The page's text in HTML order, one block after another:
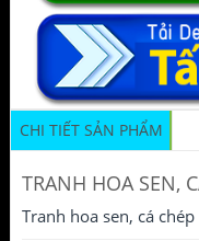
CHI TIẾT SẢN PHẨM
TRANH HOA SEN,
Tranh hoa sen, cá